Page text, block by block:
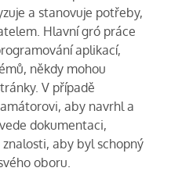
a stanovuje potřeby,
Hlavní gró práce
aplikací,
někdy mohou
V případě
aby navrhl a
dokumentaci,
aby byl schopný
oboru.